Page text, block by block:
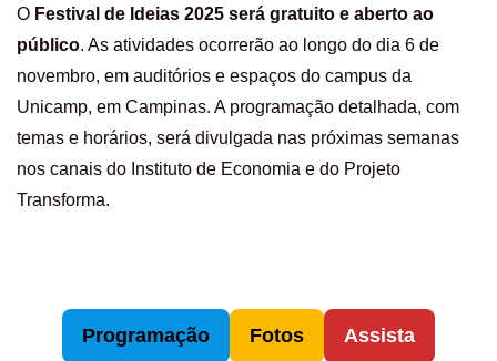
O Festival de Ideias 2025 será gratuito e aberto ao
público. As atividades ocorrerão ao longo do dia 6 de
novembro, em auditórios e espaços do campus da
Unicamp, em Campinas. A programação detalhada, com
temas e horários, será divulgada nas próximas semanas
nos canais do Instituto de Economia e do Projeto
Transforma.
Programação Fotos Assista